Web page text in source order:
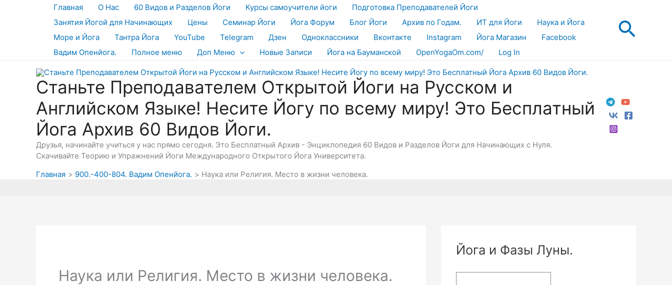
Главная О Нас 60 Видов и Разделов Йоги Курсы самоучители йоги
Подготовка Преподавателей Йоги
Занятия Йогой для Начинающих
Цены Семинар Йоги Йога Форум Блог Йоги Архив по Годам. ИТ для Йоги
Наука и Йога
Море и Йога
Тантра Йога YouTube Telegram Дзен Одноклассники Вконтакте Instagram Йога Магазин
Facebook
Вадим Опенйога.
Полное меню Доп Меню Новые Записи Йога на Бауманской OpenYogaOm.com/ Log In
Станьте Преподавателем Открытой Йоги на Русском и
Английском Языке! Несите Йогу по всему миру! Это Бесплатный
Йога Архив 60 Видов Йоги.
Друзья, начинайте учиться у нас прямо сегодня. Это Бесплатный Архив - Энциклопедия 60 Видов и Разделов Йоги для Начинающих с Нуля.
Скачивайте Теорию и Упражнений Йоги Международного Открытого Йога Университета.
Главная
900.-400-804. Вадим Опенйога. Наука или Религия. Место в жизни человека.
Наука или Религия. Место в жизни человека.
Йога и Фазы Луны.